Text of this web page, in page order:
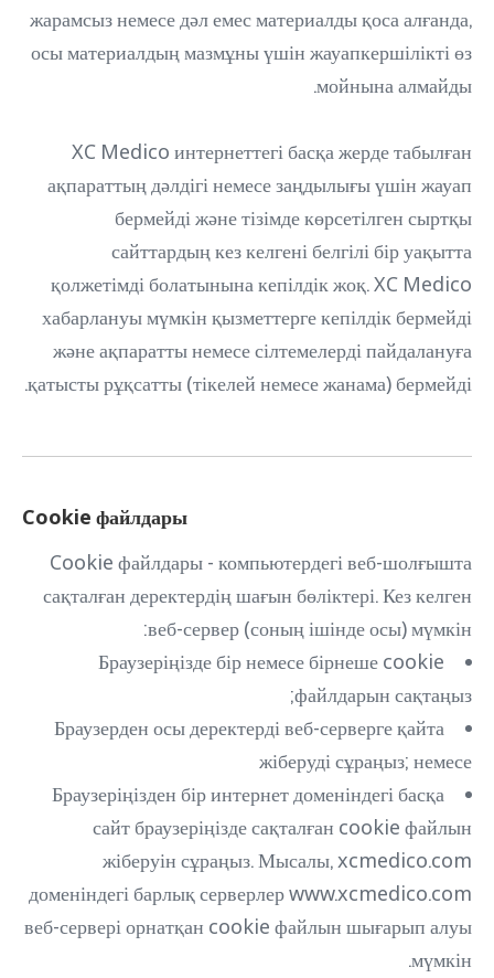
жарамсыз немесе дәл емес материалды қоса алғанда,
осы материалдың мазмұны үшін жауапкершілікті өз
мойнына алмайды.
XC Medico интернеттегі басқа жерде табылған
ақпараттың дәлдігі немесе заңдылығы үшін жауап
бермейді және тізімде көрсетілген сыртқы
сайттардың кез келгені белгілі бір уақытта
қолжетімді болатынына кепілдік жоқ. XC Medico
хабарлануы мүмкін қызметтерге кепілдік бермейді
және ақпаратты немесе сілтемелерді пайдалануға
қатысты рұқсатты (тікелей немесе жанама) бермейді.
Cookie файлдары
Cookie файлдары - компьютердегі веб-шолғышта
сақталған деректердің шағын бөліктері. Кез келген
веб-сервер (соның ішінде осы) мүмкін:
Браузеріңізде бір немесе бірнеше cookie
файлдарын сақтаңыз;
Браузерден осы деректерді веб-серверге қайта
жіберуді сұраңыз; немесе
Браузеріңізден бір интернет доменіндегі басқа
сайт браузеріңізде сақталған cookie файлын
жіберуін сұраңыз. Мысалы, xcmedico.com
доменіндегі барлық серверлер www.xcmedico.com
веб-сервері орнатқан cookie файлын шығарып алуы
мүмкін.